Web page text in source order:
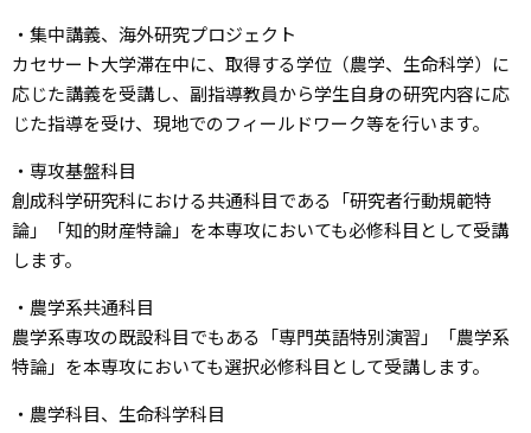
・集中講義、海外研究プロジェクト
カセサート大学滞在中に、取得する学位（農学、生命科学）に
応じた講義を受講し、副指導教員から学生自身の研究内容に応
じた指導を受け、現地でのフィールドワーク等を行います。
・専攻基盤科目
創成科学研究科における共通科目である「研究者行動規範特
論」「知的財産特論」を本専攻においても必修科目として受講
します。
・農学系共通科目
農学系専攻の既設科目でもある「専門英語特別演習」「農学系
特論」を本専攻においても選択必修科目として受講します。
・農学科目、生命科学科目